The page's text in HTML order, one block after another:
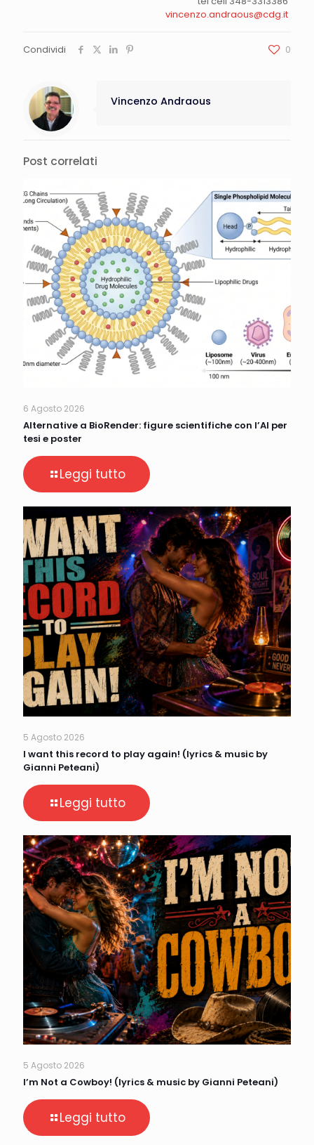
vincenzo.andraous@cdg.it
Condividi 0
Vincenzo Andraous
Post correlati
6 Agosto 2026
Alternative a BioRender: figure scientifiche con l’AI per
tesi e poster
Leggi tutto
5 Agosto 2026
I want this record to play again! (lyrics & music by
Gianni Peteani)
Leggi tutto
5 Agosto 2026
I’m Not a Cowboy! (lyrics & music by Gianni Peteani)
Leggi tutto